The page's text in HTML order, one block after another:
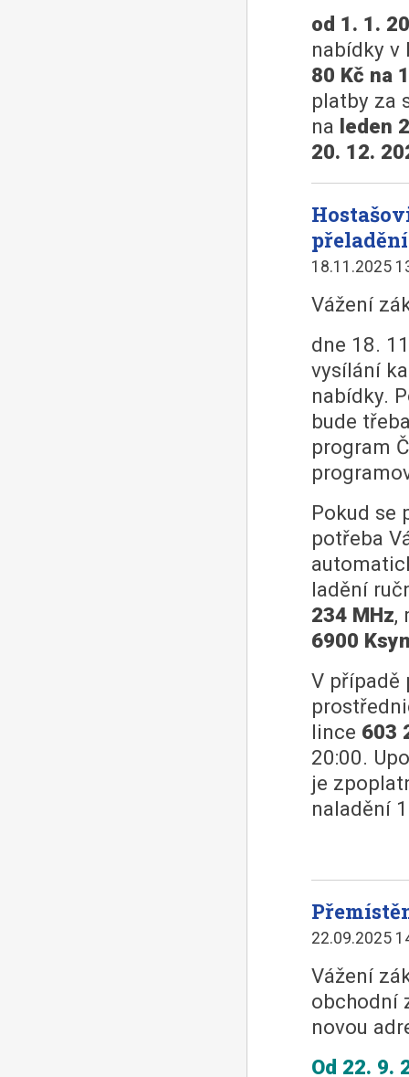
od 1. 1.
nabídky v
80 Kč na
platby za
na leden
20. 12.
18.11.2025
Vážení
dne 18.
vysílání
nabídky.
bude
program
Pokud se
potřeba
ladění
234 MHz,
6900
V případě
lince 603
20:00.
je
naladění
22.09.2025
Vážení
obchodní
novou
Od 22. 9.